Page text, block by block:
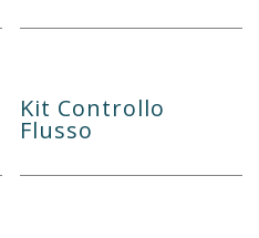
Kit Controllo
Flusso